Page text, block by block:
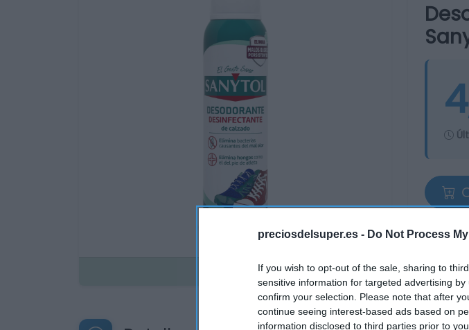
preciosdelsuper.es - Do Not Process
If you wish to opt-out of the sale, sharing to
sensitive information for targeted advertising
confirm your selection. Please note that after
continue seeing interest-based ads based on
information disclosed to third parties prior to
Disponible